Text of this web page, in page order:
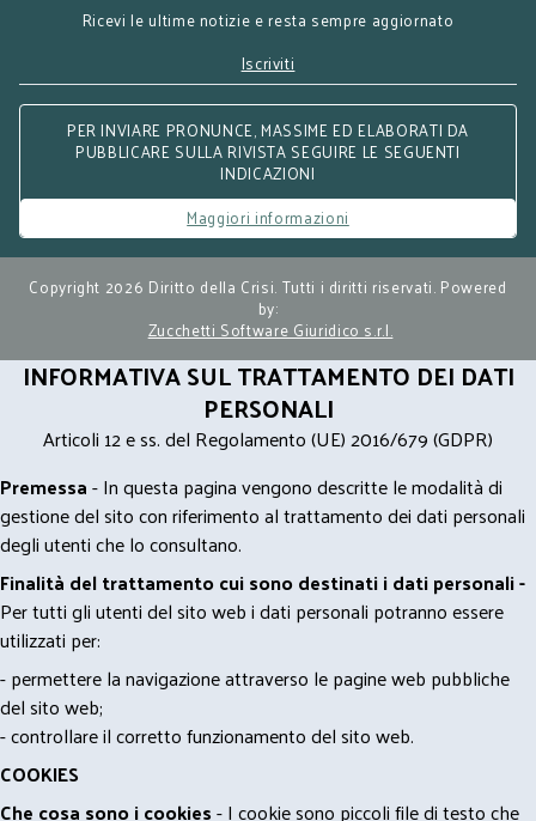
Ricevi le ultime notizie e resta sempre aggiornato
Iscriviti
PER INVIARE PRONUNCE, MASSIME ED ELABORATI DA
PUBBLICARE SULLA RIVISTA SEGUIRE LE SEGUENTI
INDICAZIONI
Maggiori informazioni
Copyright 2026 Diritto della Crisi. Tutti i diritti riservati. Powered
by:
Zucchetti Software Giuridico s.r.l.
INFORMATIVA SUL TRATTAMENTO DEI DATI
PERSONALI
Articoli 12 e ss. del Regolamento (UE) 2016/679 (GDPR)
Premessa- In questa pagina vengono descritte le modalità di
gestione del sito con riferimento al trattamento dei dati personali
degli utenti che lo consultano.
Finalità del trattamento cui sono destinati i dati personali -
Per tutti gli utenti del sito web i dati personali potranno essere
utilizzati per:
- permettere la navigazione attraverso le pagine web pubbliche
del sito web;
- controllare il corretto funzionamento del sito web.
COOKIES
Che cosa sono i cookies- I cookie sono piccoli file di testo che